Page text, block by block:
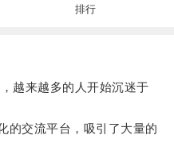
排行
越来越多的人开始沉迷于
交流平台，吸引了大量的